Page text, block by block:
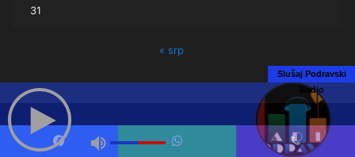
31
« srp
Zaštita autorskog prava 2021 Podravski Radio | Sva prava pridržana
Slušaj Podravski
Radio